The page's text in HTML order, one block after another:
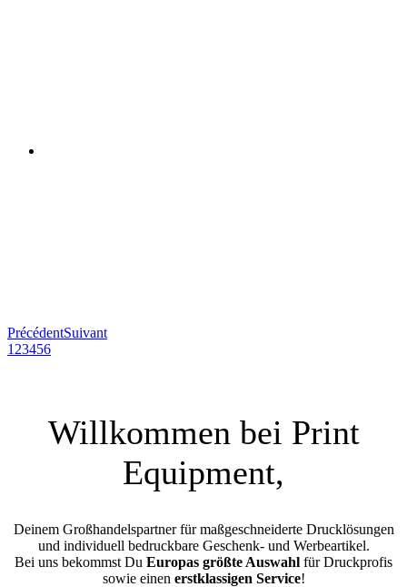
PrécédentSuivant
1 23456
Willkommen bei Print
Equipment,
Deinem Großhandelspartner für maßgeschneiderte Drucklösungen
und individuell bedruckbare Geschenk- und Werbeartikel.
Bei uns bekommst Du Europas größte Auswahl für Druckprofis
sowie einen erstklassigen Service!